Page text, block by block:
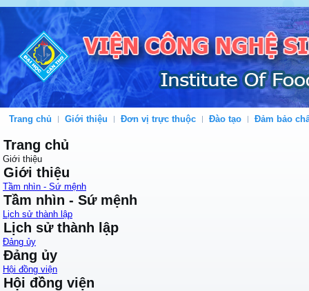
Trang chủ Giới thiệu Đơn vị trực thuộc Đào tạo Đảm bảo
Trang chủ
Giới thiệu
Giới thiệu
Tầm nhìn - Sứ mệnh
Tầm nhìn - Sứ mệnh
Lịch sử thành lập
Lịch sử thành lập
Đảng ủy
Đảng ủy
Hội đồng viện
Hội đồng viện